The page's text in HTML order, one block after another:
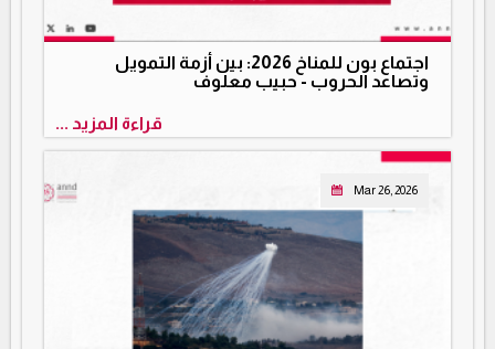
اجتماع بون للمناخ 2026: بين أزمة التمويل
وتصاعد الحروب - حبيب معلوف
قراءة المزيد ...
Mar 26, 2026